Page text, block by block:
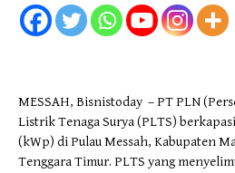
MESSAH, Bisnistoday – PT PLN
Listrik Tenaga Surya (PLTS)
(kWp) di Pulau Messah, Kabupaten
Tenggara Timur. PLTS yang